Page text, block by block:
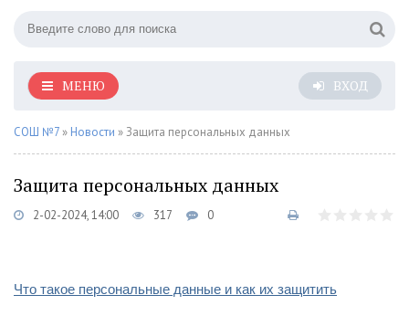
ВХОД
МЕНЮ
СОШ №7 » Новости » Защита персональных данных
Защита персональных данных
2-02-2024, 14:00 317 0
Что такое персональные данные и как их защитить